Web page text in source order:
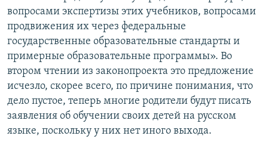
вопросами экспертизы этих учебников, вопросами
продвижения их через федеральные
государственные образовательные стандарты и
примерные образовательные программы». Во
втором чтении из законопроекта это предложение
исчезло, скорее всего, по причине понимания, что
дело пустое, теперь многие родители будут писать
заявления об обучении своих детей на русском
языке, поскольку у них нет иного выхода.